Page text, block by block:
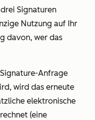
Signaturen
Nutzung auf Ihr
davon, wer das
Anfrage
wird das erneute
elektronische
(eine